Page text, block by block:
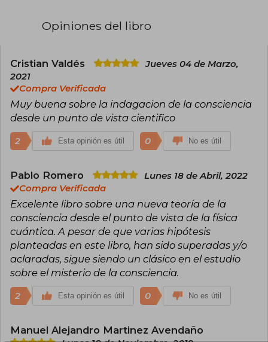
Opiniones del libro
Cristian Valdés
Jueves 04 de Marzo,
2021
Compra Verificada
Muy buena sobre la indagacion de la consciencia
desde un punto de vista cientifico
2 Esta opinión es útil 0 No es útil
Pablo Romero
Lunes 18 de Abril, 2022
Compra Verificada
Excelente libro sobre una nueva teoría de la
consciencia desde el punto de vista de la física
cuántica. A pesar de que varias hipótesis
planteadas en este libro, han sido superadas y/o
aclaradas, sigue siendo un clásico en el estudio
sobre el misterio de la consciencia.
2 Esta opinión es útil 0 No es útil
Manuel Alejandro Martinez Avendaño